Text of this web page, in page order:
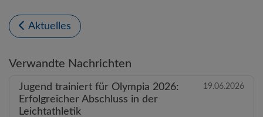
Aktuelles
Verwandte Nachrichten
Jugend trainiert für Olympia 2026:
Erfolgreicher Abschluss in der
Leichtathletik
19.06.2026